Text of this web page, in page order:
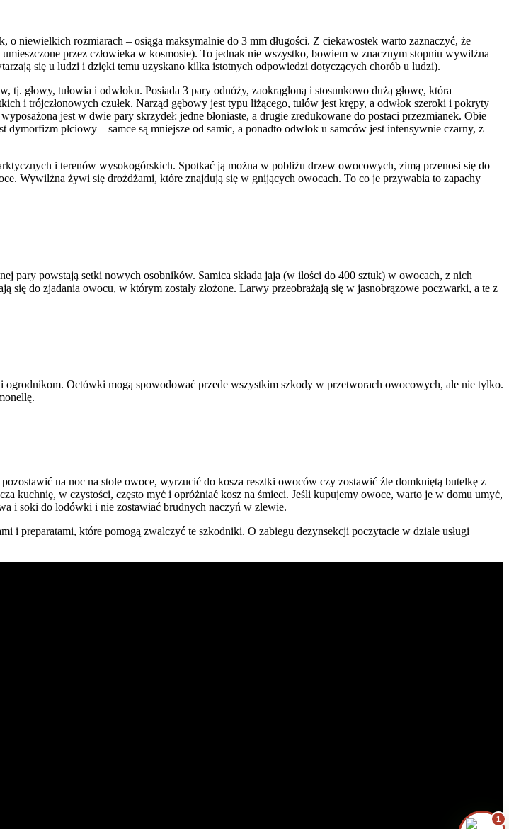
o niewielkich rozmiarach – osiąga maksymalnie do 3 mm długości. Z ciekawostek warto zaznaczyć, że
przez człowieka w kosmosie). To jednak nie wszystko, bowiem w znacznym stopniu wywilżna
się u ludzi i dzięki temu uzyskano kilka istotnych odpowiedzi dotyczących chorób u ludzi).
tj. głowy, tułowia i odwłoku. Posiada 3 pary odnóży, zaokrągloną i stosunkowo dużą głowę, która
i trójczłonowych czułek. Narząd gębowy jest typu liżącego, tułów jest krępy, a odwłok szeroki i pokryty
jest w dwie pary skrzydeł: jedne błoniaste, a drugie zredukowane do postaci przezmianek. Obie
dymorfizm płciowy – samce są mniejsze od samic, a ponadto odwłok u samców jest intensywnie czarny, z
i terenów wysokogórskich. Spotkać ją można w pobliżu drzew owocowych, zimą przenosi się do
Wywilżna żywi się drożdżami, które znajdują się w gnijących owocach. To co je przywabia to zapachy
powstają setki nowych osobników. Samica składa jaja (w ilości do 400 sztuk) w owocach, z nich
się do zjadania owocu, w którym zostały złożone. Larwy przeobrażają się w jasnobrązowe poczwarki, a te z
Octówki mogą spowodować przede wszystkim szkody w przetworach owocowych, ale nie tylko.
na noc na stole owoce, wyrzucić do kosza resztki owoców czy zostawić źle domkniętą butelkę z
kuchnię, w czystości, często myć i opróżniać kosz na śmieci. Jeśli kupujemy owoce, warto je w domu umyć,
i soki do lodówki i nie zostawiać brudnych naczyń w zlewie.
i preparatami, które pomogą zwalczyć te szkodniki. O zabiegu dezynsekcji poczytacie w dziale usługi
Ratapest
1